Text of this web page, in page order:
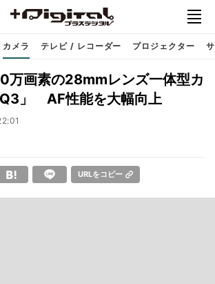
カメラ テレビ / レコーダー プロジェクター
万画素の28mmレンズ一体型カ
」 AF性能を大幅向上
URLをコピー